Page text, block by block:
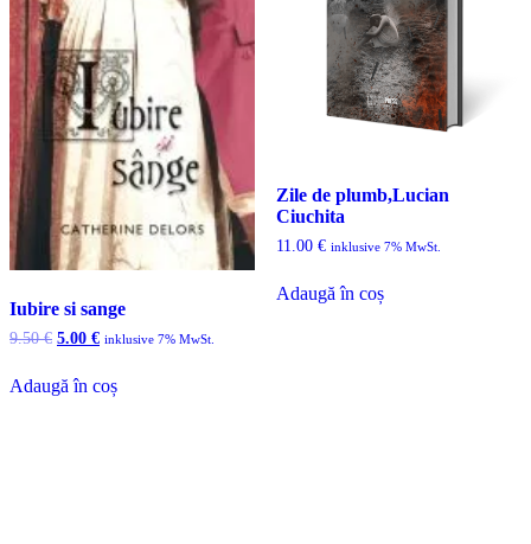
Iubire si sange
9.50€ Prețul
a
fost:
5.00 €Prețul
5.00 €.
inklusive 7% MwSt.
Adaugă în coș
Zile de plumb,Lucian
Ciuchita
11.00 € inklusive 7% MwSt.
Adaugă în coș